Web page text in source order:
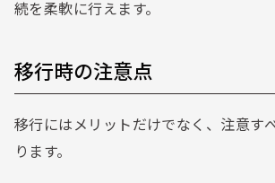
続を柔軟に行えます。
移行時の注意点
移行にはメリットだけでなく、注意す
ります。